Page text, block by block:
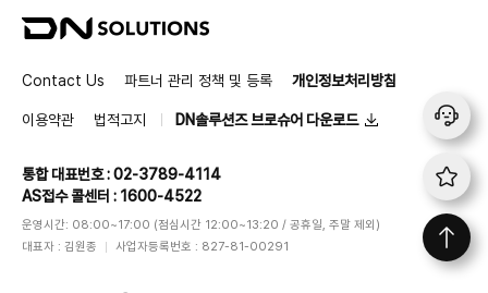
D
S
l
i
o
n
s
Contact Us 파트너 관리 정책 및 등록 개인정보처리방침
이용약관 법적고지 DN솔루션즈 브로슈어 다운로드
통합 대표번호 : 02-3789-4114
AS접수 콜센터 : 1600-4522
운영시간: 08:00~17:00 (점심시간 12:00~13:20 / 공휴일, 주말 제외)
대표자 : 김원종
사업자등록번호 : 827-81-00291